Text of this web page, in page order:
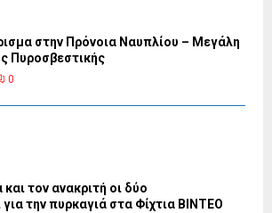
στην Πρόνοια Ναυπλίου – Μεγάλη
Πυροσβεστικής
0
τον ανακριτή οι δύο
την πυρκαγιά στα Φίχτια ΒΙΝΤΕΟ